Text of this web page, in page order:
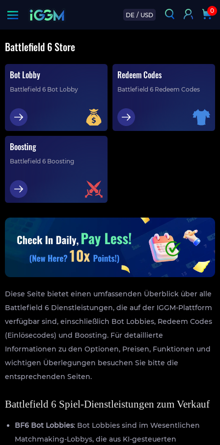
DE / USD
0
Battlefield 6 Store
Bot Lobby
Battlefield 6 Bot Lobby
Redeem Codes
Battlefield 6 Redeem Codes
Boosting
Battlefield 6 Boosting
Diese Seite bietet einen umfassenden Überblick über alle
Battlefield 6 Dienstleistungen, die auf der IGGM-Plattform
verfügbar sind, einschließlich Bot Lobbies, Redeem Codes
(Einlösecodes) und Boosting. Für detaillierte
Informationen zu den Optionen, Preisen, Funktionen und
wichtigen Überlegungen besuchen Sie bitte die
entsprechenden Seiten.
Battlefield 6 Spiel-Dienstleistungen zum Verkauf
BF6 Bot Lobbies: Bot Lobbies sind im Wesentlichen
Matchmaking-Lobbys, die aus KI-gesteuerten